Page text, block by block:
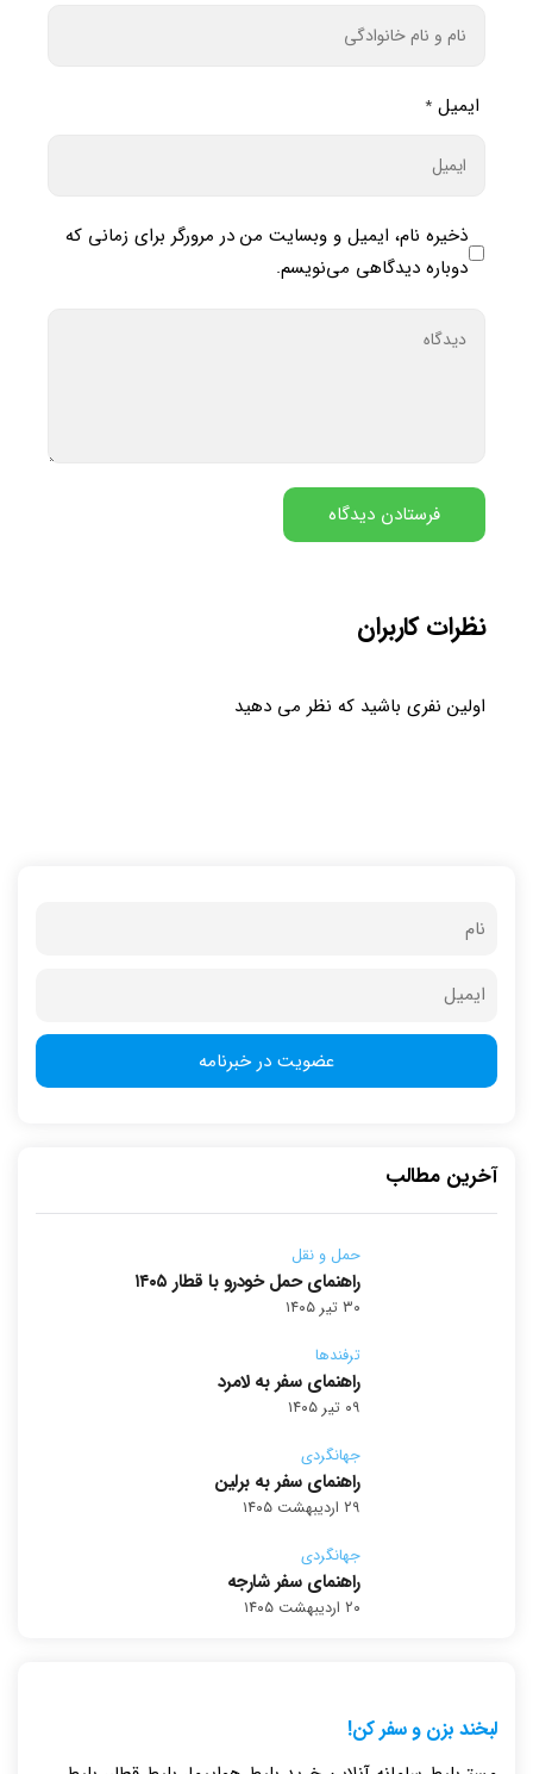
ایمیل *
ذخیره نام، ایمیل و وبسایت من در مرورگر برای زمانی که
دوباره دیدگاهی می‌نویسم.
نظرات کاربران
اولین نفری باشید که نظر می دهید
آخرین مطالب
حمل و نقل
راهنمای حمل خودرو با قطار ۱۴۰۵
۳۰ تیر ۱۴۰۵
ترفندها
راهنمای سفر به لامرد
۰۹ تیر ۱۴۰۵
جهانگردی
راهنمای سفر به برلین
۲۹ اردیبهشت ۱۴۰۵
جهانگردی
راهنمای سفر شارجه
۲۰ اردیبهشت ۱۴۰۵
لبخند بزن و سفر کن!